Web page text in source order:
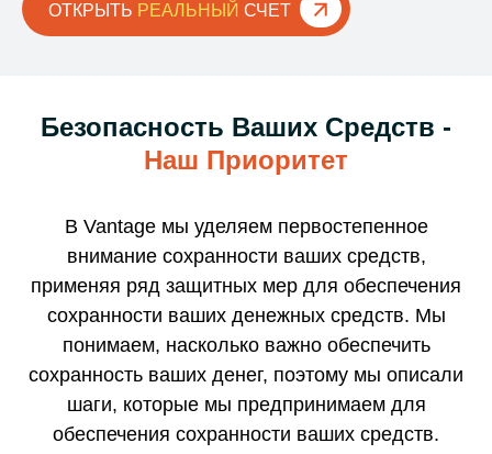
ОТКРЫТЬ РЕАЛЬНЫЙ СЧЕТ
Безопасность Ваших Средств -
Наш Приоритет
В Vantage мы уделяем первостепенное
внимание сохранности ваших средств,
применяя ряд защитных мер для обеспечения
сохранности ваших денежных средств. Мы
понимаем, насколько важно обеспечить
сохранность ваших денег, поэтому мы описали
шаги, которые мы предпринимаем для
обеспечения сохранности ваших средств.